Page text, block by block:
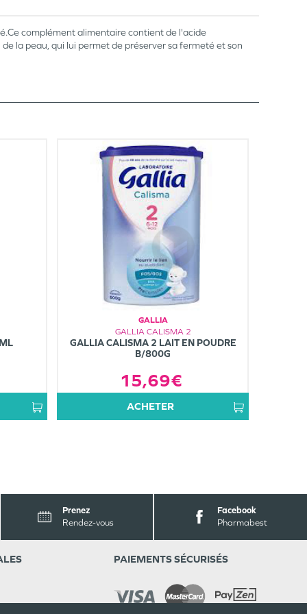
complément alimentaire contient de l'acide
la peau, qui lui permet de préserver sa fermeté et son
GALLIA
GALLIA CALISMA 2
GALLIA CALISMA 2 LAIT EN POUDRE
B/800G
15,69€
ACHETER
Prenez
Rendez-vous
Facebook
Pharmabest
PAIEMENTS SÉCURISÉS